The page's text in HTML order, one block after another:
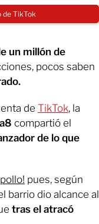
de TikTok
un millón de
pocos saben
de TikTok, la
compartió el
de lo que
pues, según
barrio dio alcance al
tras el atracó